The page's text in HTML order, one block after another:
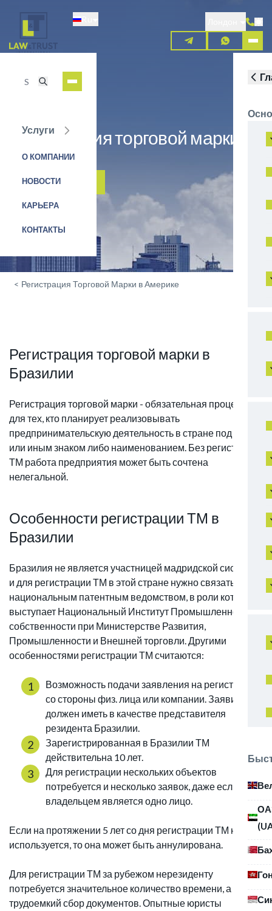
основному
содержанию
Услуги
О КОМПАНИИ
НОВОСТИ
КАРЬЕРА
КОНТАКТЫ
Регистрация торговой марки в
Бразилии
ЗАЯВКА НА УСЛУГУ
< Регистрация Торговой Марки в Америке
Регистрация торговой марки в
Бразилии
Регистрация торговой марки - обязательная процедура
для тех, кто планирует реализовывать
предпринимательскую деятельность в стране под тем
или иным знаком либо наименованием. Без регистрации
ТМ работа предприятия может быть сочтена
нелегальной.
Особенности регистрации ТМ в
Бразилии
Бразилия не является участницей мадридской системы
и для регистрации ТМ в этой стране нужно связаться с
национальным патентным ведомством, в роли которого
выступает Национальный Институт Промышленной
собственности при Министерстве Развития,
Промышленности и Внешней торговли. Другими
особенностями регистрации ТМ считаются:
Возможность подачи заявления на регистрацию
со стороны физ. лица или компании. Заявитель
должен иметь в качестве представителя
резидента Бразилии.
Зарегистрированная в Бразилии ТМ
действительна 10 лет.
Для регистрации нескольких объектов
потребуется и несколько заявок, даже если
владельцем является одно лицо.
Если на протяжении 5 лет со дня регистрации ТМ не
используется, то она может быть аннулирована.
Для регистрации ТМ за рубежом нерезиденту
потребуется значительное количество времени, а также
трудоемкий сбор документов. Опытные юристы